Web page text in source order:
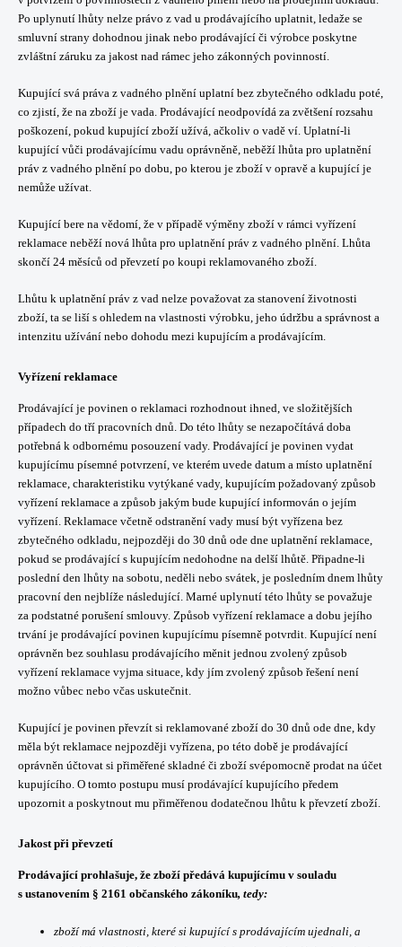
Po uplynutí lhůty nelze právo z vad u prodávajícího uplatnit, ledaže se
smluvní strany dohodnou jinak nebo prodávající či výrobce poskytne
zvláštní záruku za jakost nad rámec jeho zákonných povinností.
Kupující svá práva z vadného plnění uplatní bez zbytečného odkladu poté,
co zjistí, že na zboží je vada. Prodávající neodpovídá za zvětšení rozsahu
poškození, pokud kupující zboží užívá, ačkoliv o vadě ví. Uplatní-li
kupující vůči prodávajícímu vadu oprávněně, neběží lhůta pro uplatnění
práv z vadného plnění po dobu, po kterou je zboží v opravě a kupující je
nemůže užívat.
Kupující bere na vědomí, že v případě výměny zboží v rámci vyřízení
reklamace neběží nová lhůta pro uplatnění práv z vadného plnění. Lhůta
skončí 24 měsíců od převzetí po koupi reklamovaného zboží.
Lhůtu k uplatnění práv z vad nelze považovat za stanovení životnosti
zboží, ta se liší s ohledem na vlastnosti výrobku, jeho údržbu a správnost a
intenzitu užívání nebo dohodu mezi kupujícím a prodávajícím.
Vyřízení reklamace
Prodávající je povinen o reklamaci rozhodnout ihned, ve složitějších
případech do tří pracovních dnů. Do této lhůty se nezapočítává doba
potřebná k odbornému posouzení vady. Prodávající je povinen vydat
kupujícímu písemné potvrzení, ve kterém uvede datum a místo uplatnění
reklamace, charakteristiku vytýkané vady, kupujícím požadovaný způsob
vyřízení reklamace a způsob jakým bude kupující informován o jejím
vyřízení. Reklamace včetně odstranění vady musí být vyřízena bez
zbytečného odkladu, nejpozději do 30 dnů ode dne uplatnění reklamace,
pokud se prodávající s kupujícím nedohodne na delší lhůtě. Připadne-li
poslední den lhůty na sobotu, neděli nebo svátek, je posledním dnem lhůty
pracovní den nejblíže následující. Marné uplynutí této lhůty se považuje
za podstatné porušení smlouvy. Způsob vyřízení reklamace a dobu jejího
trvání je prodávající povinen kupujícímu písemně potvrdit. Kupující není
oprávněn bez souhlasu prodávajícího měnit jednou zvolený způsob
vyřízení reklamace vyjma situace, kdy jím zvolený způsob řešení není
možno vůbec nebo včas uskutečnit.
Kupující je povinen převzít si reklamované zboží do 30 dnů ode dne, kdy
měla být reklamace nejpozději vyřízena, po této době je prodávající
oprávněn účtovat si přiměřené skladné či zboží svépomocně prodat na účet
kupujícího. O tomto postupu musí prodávající kupujícího předem
upozornit a poskytnout mu přiměřenou dodatečnou lhůtu k převzetí zboží.
Jakost při převzetí
Prodávající prohlašuje, že zboží předává kupujícímu v souladu
s ustanovením § 2161 občanského zákoníku, tedy:
zboží má vlastnosti, které si kupující s prodávajícím ujednali, a